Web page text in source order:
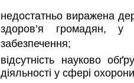
недостатньо виражена
здоров’я громадян, у
забезпечення;
відсутність науково
діяльності у сфері